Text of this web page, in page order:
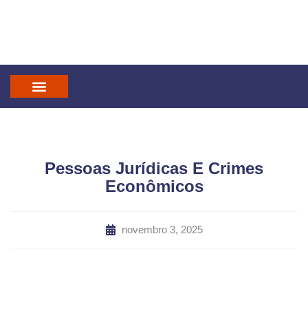
Pessoas Jurídicas E Crimes
Econômicos
novembro 3, 2025